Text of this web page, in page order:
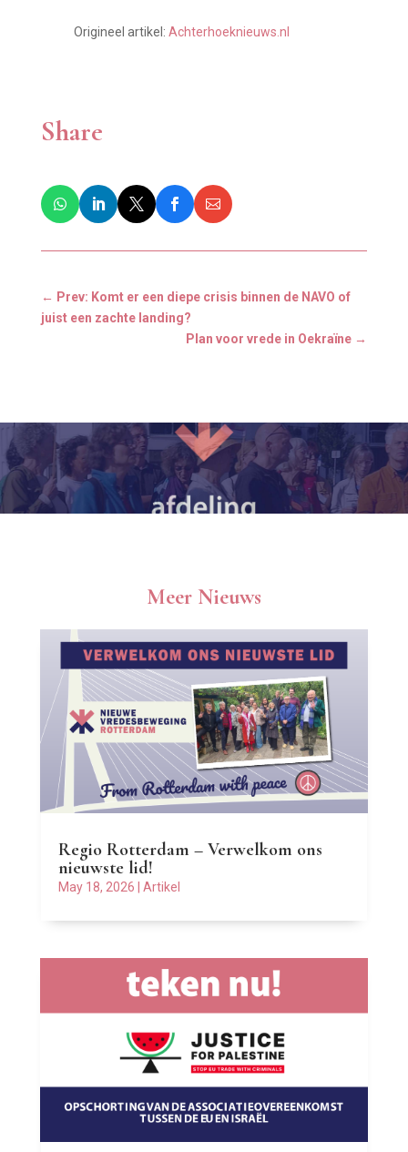
Origineel artikel: Achterhoeknieuws.nl
Share
← Prev: Komt er een diepe crisis binnen de NAVO of
juist een zachte landing?
Plan voor vrede in Oekraïne →
Meer Nieuws
Regio Rotterdam – Verwelkom ons
nieuwste lid!
May 18, 2026 Artikel